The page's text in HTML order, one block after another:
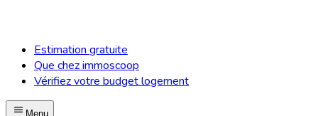
Estimation gratuite
Que chez immoscoop
Vérifiez votre budget logement
Menu